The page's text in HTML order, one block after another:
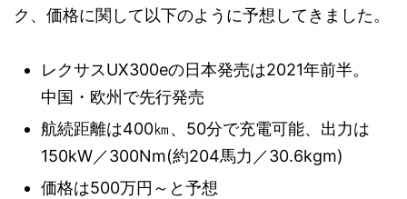
ク、価格に関して以下のように予想してきました。
レクサスUX300eの日本発売は2021年前半。
中国・欧州で先行発売
航続距離は400㎞、50分で充電可能、出力は
150kW／300Nm(約204馬力／30.6kgm)
価格は500万円～と予想